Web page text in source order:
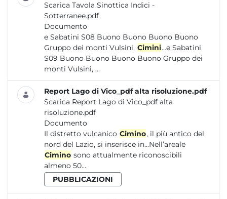
Scarica Tavola Sinottica Indici -
Sotterranee.pdf
Documento
e Sabatini S08 Buono Buono Buono Buono
Gruppo dei monti Vulsini, Cimini...e Sabatini
S09 Buono Buono Buono Buono Gruppo dei
monti Vulsini, ...
Report Lago di Vico_pdf alta risoluzione.pdf
Scarica Report Lago di Vico_pdf alta
risoluzione.pdf
Documento
Il distretto vulcanico Cimino, il più antico del
nord del Lazio, si inserisce in...Nell’areale
Cimino sono attualmente riconoscibili
almeno 50...
PUBBLICAZIONI